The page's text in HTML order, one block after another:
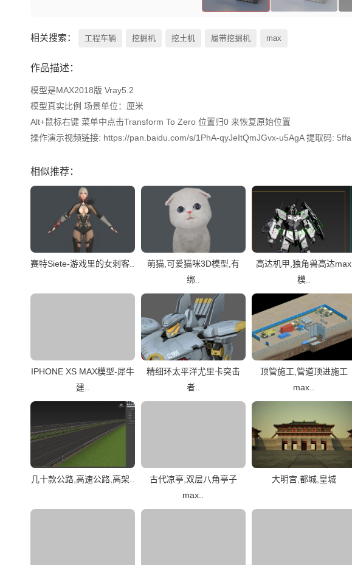
相关搜索： 工程车辆 挖掘机 挖土机 履带挖掘机 max
作品描述：
模型是MAX2018版 Vray5.2
模型真实比例 场景单位：厘米
Alt+鼠标右键 菜单中点击Transform To Zero 位置归0 来恢复原始位置
操作演示视频链接: https://pan.baidu.com/s/1PhA-qyJeItQmJGvx-u5AgA 提取码: 5ffa
相似推荐：
赛特Siete-游戏里的女刺客..
萌猫,可爱猫咪3D模型,有
绑..
高达机甲,独角兽高达max
模..
IPHONE XS MAX模型-犀牛
建..
精细环太平洋尤里卡突击
者..
顶管施工,管道顶进施工
max..
几十款公路,高速公路,高架..
古代凉亭,双层八角亭子
max..
大明宫,都城,皇城